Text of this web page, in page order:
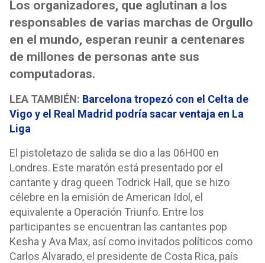
Los organizadores, que aglutinan a los
responsables de varias marchas de Orgullo
en el mundo, esperan reunir a centenares
de millones de personas ante sus
computadoras.
LEA TAMBIÉN: Barcelona tropezó con el Celta de
Vigo y el Real Madrid podría sacar ventaja en La
Liga
El pistoletazo de salida se dio a las 06H00 en
Londres. Este maratón está presentado por el
cantante y drag queen Todrick Hall, que se hizo
célebre en la emisión de American Idol, el
equivalente a Operación Triunfo. Entre los
participantes se encuentran las cantantes pop
Kesha y Ava Max, así como invitados políticos como
Carlos Alvarado, el presidente de Costa Rica, país